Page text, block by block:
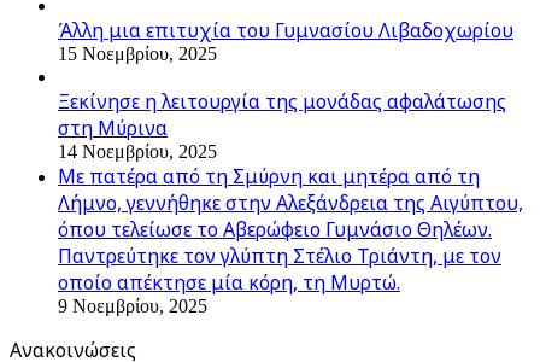
Άλλη μια επιτυχία του Γυμνασίου Λιβαδοχωρίου
15 Νοεμβρίου, 2025
Ξεκίνησε η λειτουργία της μονάδας αφαλάτωσης
στη Μύρινα
14 Νοεμβρίου, 2025
Με πατέρα από τη Σμύρνη και μητέρα από τη
Λήμνο, γεννήθηκε στην Αλεξάνδρεια της Αιγύπτου,
όπου τελείωσε το Αβερώφειο Γυμνάσιο Θηλέων.
Παντρεύτηκε τον γλύπτη Στέλιο Τριάντη, με τον
οποίο απέκτησε μία κόρη, τη Μυρτώ.
9 Νοεμβρίου, 2025
Ανακοινώσεις